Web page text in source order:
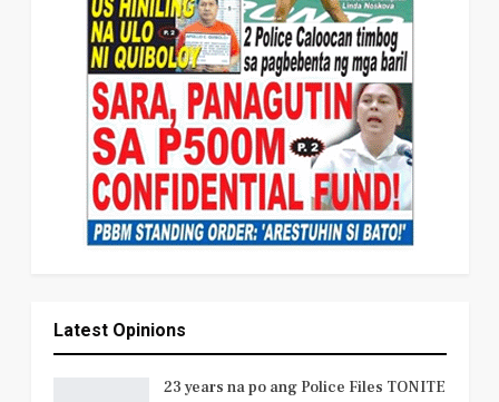
Latest Opinions
23 years na po ang Police Files TONITE